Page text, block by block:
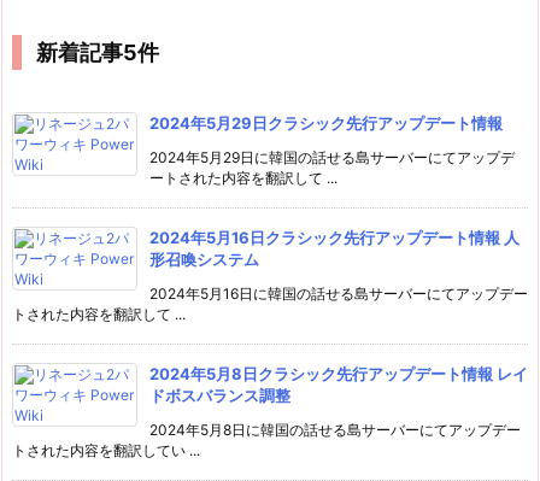
新着記事5件
2024年5月29日クラシック先行アップデート情報
2024年5月29日に韓国の話せる島サーバーにてアップデ
ートされた内容を翻訳して ...
2024年5月16日クラシック先行アップデート情報 人
形召喚システム
2024年5月16日に韓国の話せる島サーバーにてアップデー
トされた内容を翻訳して ...
2024年5月8日クラシック先行アップデート情報 レイ
ドボスバランス調整
2024年5月8日に韓国の話せる島サーバーにてアップデー
トされた内容を翻訳してい ...